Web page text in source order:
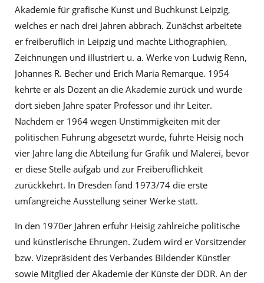
Akademie für grafische Kunst und Buchkunst Leipzig,
welches er nach drei Jahren abbrach. Zunächst arbeitete
er freiberuflich in Leipzig und machte Lithographien,
Zeichnungen und illustriert u. a. Werke von Ludwig Renn,
Johannes R. Becher und Erich Maria Remarque. 1954
kehrte er als Dozent an die Akademie zurück und wurde
dort sieben Jahre später Professor und ihr Leiter.
Nachdem er 1964 wegen Unstimmigkeiten mit der
politischen Führung abgesetzt wurde, führte Heisig noch
vier Jahre lang die Abteilung für Grafik und Malerei, bevor
er diese Stelle aufgab und zur Freiberuflichkeit
zurückkehrt. In Dresden fand 1973/74 die erste
umfangreiche Ausstellung seiner Werke statt.
In den 1970er Jahren erfuhr Heisig zahlreiche politische
und künstlerische Ehrungen. Zudem wird er Vorsitzender
bzw. Vizepräsident des Verbandes Bildender Künstler
sowie Mitglied der Akademie der Künste der DDR. An der